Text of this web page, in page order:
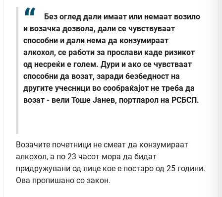
Без оглед дали имаат или немаат возило
и возачка дозвола, дали се чувствуваат
способни и дали нема да конзумираат
алкохол, се работи за прослави каде ризикот
од несреќи е голем. Дури и ако се чувстваат
способни да возат, заради безбедност на
другите учесници во сообраќајот не треба да
возат - вели Тоше Јанев, портпарол на РСБСП.
Возачите почетници не смеат да конзумираат
алкохол, а по 23 часот мора да бидат
придружувани од лице кое е постаро од 25 години.
Ова пропишано со закон.